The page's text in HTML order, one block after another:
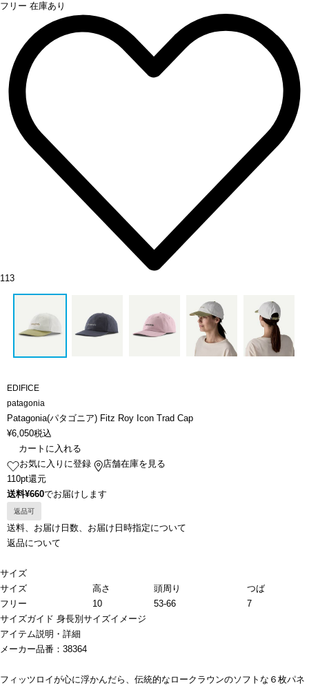
フリー 在庫あり
113
EDIFICE
patagonia
Patagonia(パタゴニア) Fitz Roy Icon Trad Cap
¥6,050税込
カートに入れる
お気に入りに登録
店舗在庫を見る
110pt還元
送料¥660でお届けします
返品可
送料、お届け日数、お届け日時指定について
返品について
サイズ
サイズ
高さ 頭周り
つば
フリー
10 53-66
7
サイズガイド 身長別サイズイメージ
アイテム説明・詳細
メーカー品番：38364
フィッツロイが心に浮かんだら、伝統的なロークラウンのソフトな６枚パネ